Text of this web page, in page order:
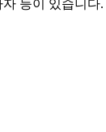
등이 있습니다.